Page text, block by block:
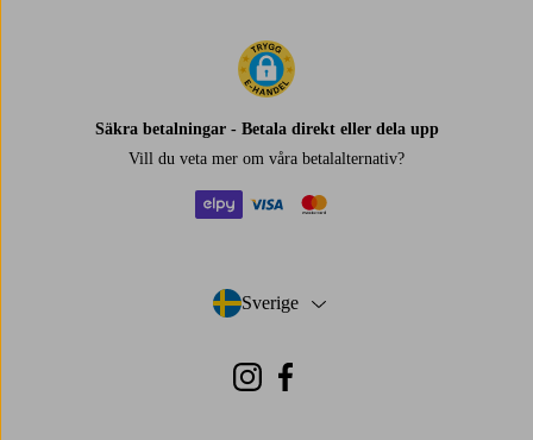
Säkra betalningar - Betala direkt eller dela upp
Vill du veta mer om våra betalalternativ?
Sverige
- Välj land